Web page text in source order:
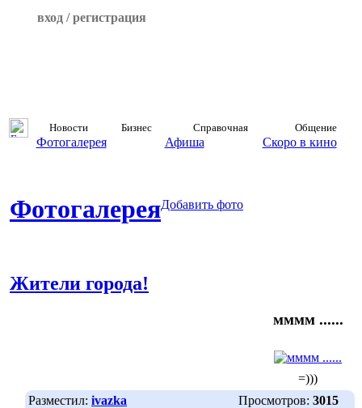
вход / регистрация
Новости Бизнес Справочная Общение
Фотогалерея Афиша Скоро в кино
ФотогалереяДобавить фото
Жители города!
мммм ......
=)))
Разместил: ivazka Просмотров: 3015